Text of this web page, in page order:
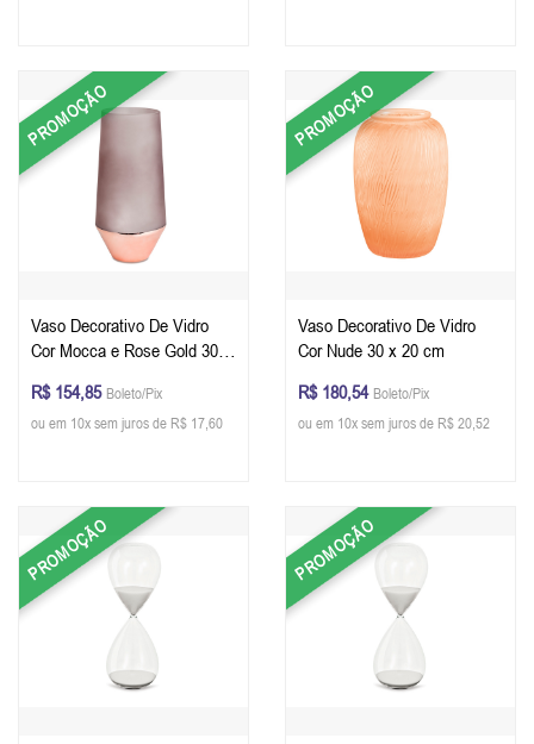
PROMOÇÃO
Vaso Decorativo De Vidro
Cor Mocca e Rose Gold 30 x
R$ 154,85 Boleto/Pix
ou em 10x sem juros de R$ 17,60
PROMOÇÃO
Vaso Decorativo De Vidro
Cor Nude 30 x 20 cm
R$ 180,54 Boleto/Pix
ou em 10x sem juros de R$ 20,52
PROMOÇÃO PROMOÇÃO